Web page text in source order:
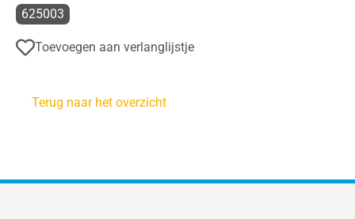
625003
Toevoegen aan verlanglijstje
Terug naar het overzicht